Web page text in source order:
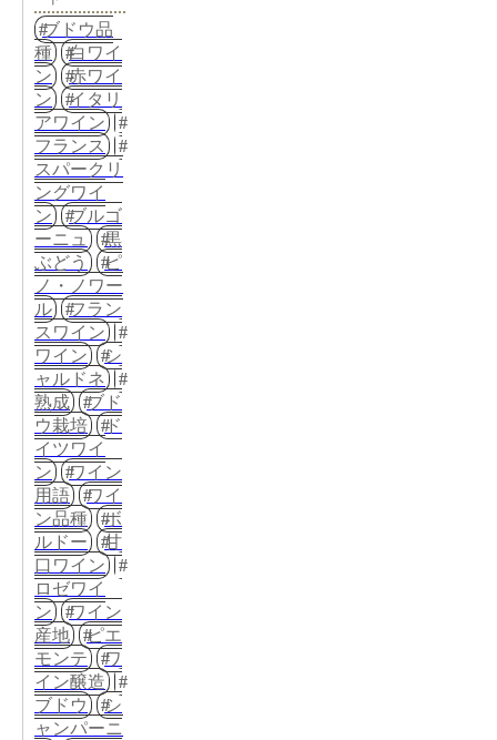
ブドウ品
種
白ワイ
ン
赤ワイ
ン
イタリ
アワイン
フランス
スパークリ
ングワイ
ン
ブルゴ
ーニュ
黒
ぶどう
ピ
ノ・ノワー
ル
フラン
スワイン
ワイン
シ
ャルドネ
熟成
ブド
ウ栽培
ド
イツワイ
ン
ワイン
用語
ワイ
ン品種
ボ
ルドー
甘
口ワイン
ロゼワイ
ン
ワイン
産地
ピエ
モンテ
ワ
イン醸造
ブドウ
シ
ャンパーニ